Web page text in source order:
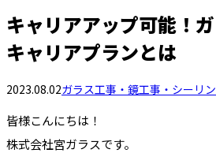
キャリアアップ可能！
キャリアプランとは
2023.08.02ガラス工事・鏡工事・シーリ
皆様こんにちは！
株式会社宮ガラスです。